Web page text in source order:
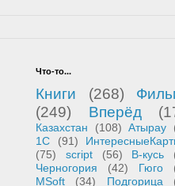
Что-то...
Книги (268)
(249)
Вперёд
Казахстан (108) Атырау
1С
(91)
(75)
script (56) В-кусь
Черногория
(42) Гюго
MSoft
(34) Подгорица